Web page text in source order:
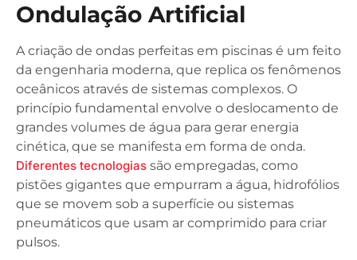
Ondulação Artificial
A criação de ondas perfeitas em piscinas é um feito
da engenharia moderna, que replica os fenômenos
oceânicos através de sistemas complexos. O
princípio fundamental envolve o deslocamento de
grandes volumes de água para gerar energia
cinética, que se manifesta em forma de onda.
Diferentes tecnologias são empregadas, como
pistões gigantes que empurram a água, hidrofólios
que se movem sob a superfície ou sistemas
pneumáticos que usam ar comprimido para criar
pulsos.